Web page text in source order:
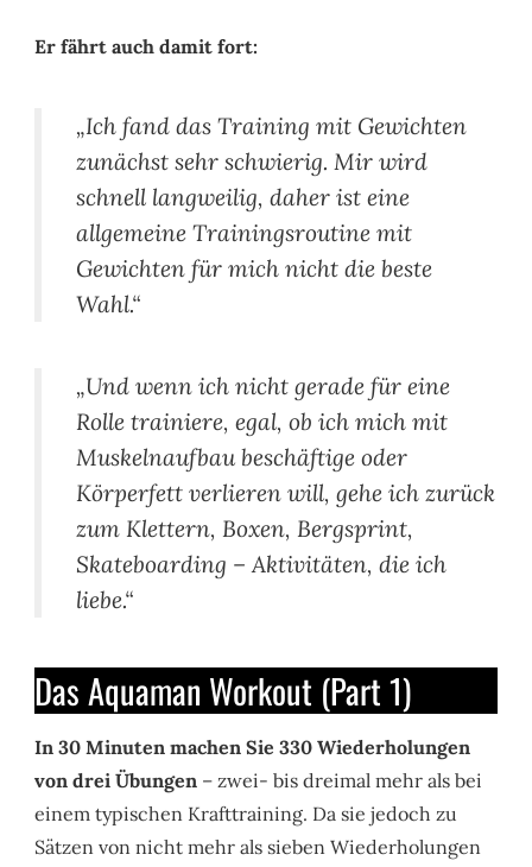
Er fährt auch damit fort:
„Ich fand das Training mit Gewichten
zunächst sehr schwierig. Mir wird
schnell langweilig, daher ist eine
allgemeine Trainingsroutine mit
Gewichten für mich nicht die beste
Wahl.“
„Und wenn ich nicht gerade für eine
Rolle trainiere, egal, ob ich mich mit
Muskelnaufbau beschäftige oder
Körperfett verlieren will, gehe ich zurück
zum Klettern, Boxen, Bergsprint,
Skateboarding – Aktivitäten, die ich
liebe.“
Das Aquaman Workout (Part 1)
In 30 Minuten machen Sie 330 Wiederholungen
von drei Übungen – zwei- bis dreimal mehr als bei
einem typischen Krafttraining. Da sie jedoch zu
Sätzen von nicht mehr als sieben Wiederholungen